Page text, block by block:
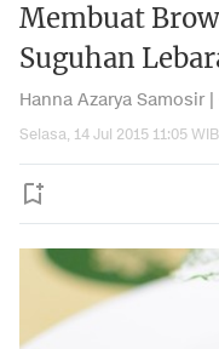
Membuat
Suguhan
Hanna Azarya Samosir |
Selasa, 14 Jul 2015 11:05 WIB